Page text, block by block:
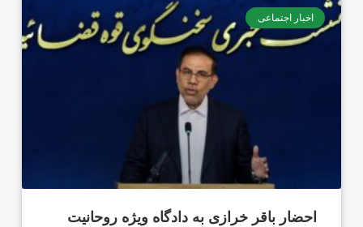
اخبار اجتماعی
احضار باقر خرازی به دادگاه ویژه روحانیت